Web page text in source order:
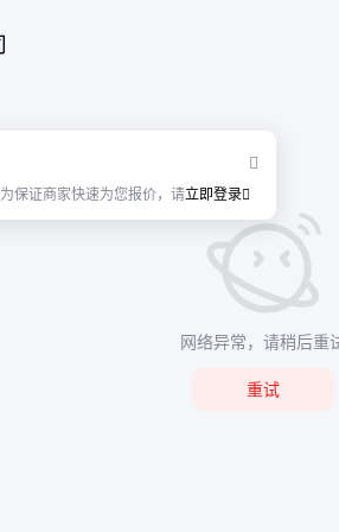
保证商家快速为您报价，请立即登录
网络异常，请稍后重
重试